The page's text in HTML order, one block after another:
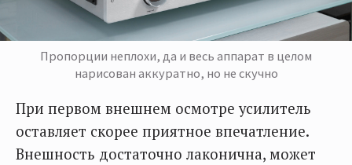
Пропорции неплохи, да и весь аппарат в целом
нарисован аккуратно, но не скучно
При первом внешнем осмотре усилитель
оставляет скорее приятное впечатление.
Внешность достаточно лаконична, может